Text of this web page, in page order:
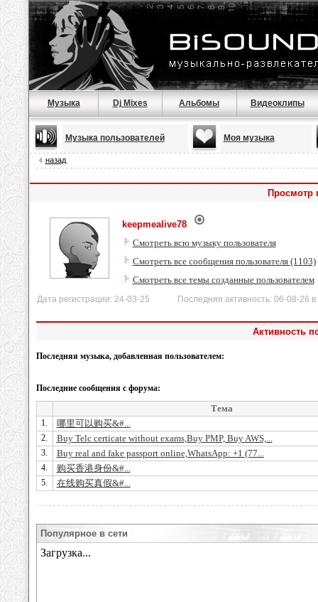
Музыка Dj Mixes Альбомы Видеоклипы
Музыка пользователей Моя музыка
назад
Просмотр
keepmealive78
Смотреть всю музыку пользователя
Смотреть все сообщения пользователя (1103)
Смотреть все темы созданные пользователем
Дата регистрации: 24-03-25 Последняя активность: 06-08-26 в
Активность
Последняя музыка, добавленная пользователем:
Последние сообщения с форума:
Тема
1. 哪里可以购买&#...
2. Buy Telc certicate without exams,Buy PMP, Buy AWS,...
3. Buy real and fake passport online,WhatsApp: +1 (77...
4. 购买香港身份&#...
5. 在线购买真假&#...
Популярное в сети